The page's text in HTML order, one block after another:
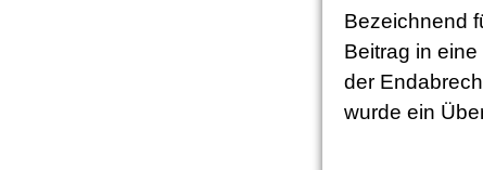
Bezeichnend
Beitrag in
der
wurde ein